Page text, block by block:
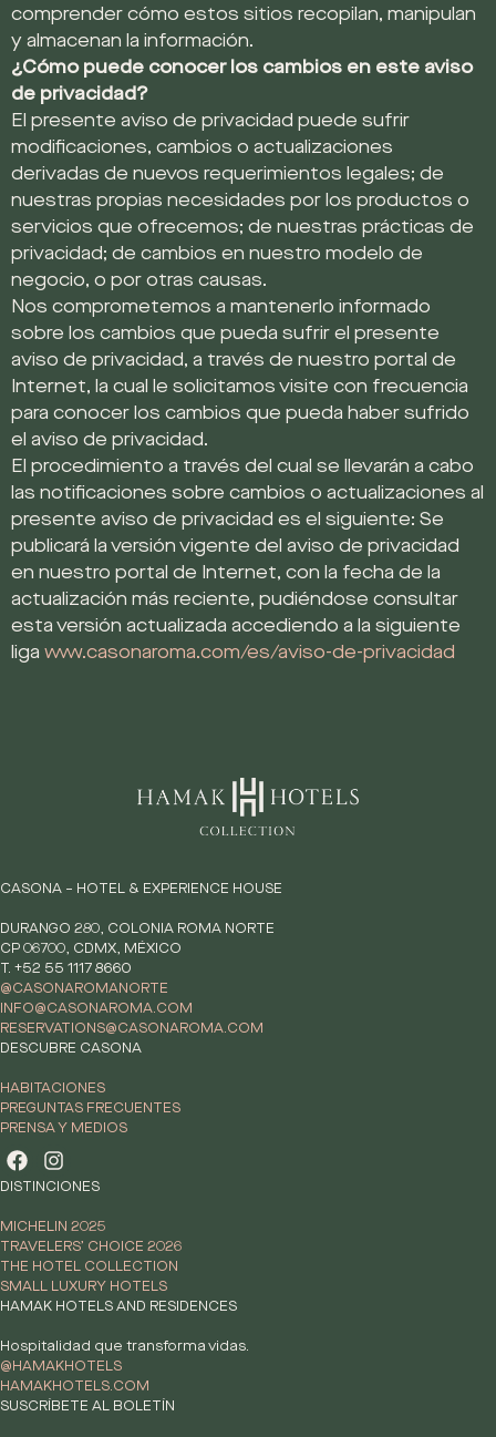
comprender cómo estos sitios recopilan, manipulan
y almacenan la información.
¿Cómo puede conocer los cambios en este aviso
de privacidad?
El presente aviso de privacidad puede sufrir
modificaciones, cambios o actualizaciones
derivadas de nuevos requerimientos legales; de
nuestras propias necesidades por los productos o
servicios que ofrecemos; de nuestras prácticas de
privacidad; de cambios en nuestro modelo de
negocio, o por otras causas.
Nos comprometemos a mantenerlo informado
sobre los cambios que pueda sufrir el presente
aviso de privacidad, a través de nuestro portal de
Internet, la cual le solicitamos visite con frecuencia
para conocer los cambios que pueda haber sufrido
el aviso de privacidad.
El procedimiento a través del cual se llevarán a cabo
las notificaciones sobre cambios o actualizaciones al
presente aviso de privacidad es el siguiente: Se
publicará la versión vigente del aviso de privacidad
en nuestro portal de Internet, con la fecha de la
actualización más reciente, pudiéndose consultar
esta versión actualizada accediendo a la siguiente
liga www.casonaroma.com/es/aviso-de-privacidad
CASONA – HOTEL & EXPERIENCE HOUSE
DURANGO 280, COLONIA ROMA NORTE
CP 06700, CDMX, MÉXICO
T. +52 55 1117 8660
@CASONAROMANORTE
INFO@CASONAROMA.COM
RESERVATIONS@CASONAROMA.COM
DESCUBRE CASONA
HABITACIONES
PREGUNTAS FRECUENTES
PRENSA Y MEDIOS
DISTINCIONES
MICHELIN 2025
TRAVELERS’ CHOICE 2026
THE HOTEL COLLECTION
SMALL LUXURY HOTELS
HAMAK HOTELS AND RESIDENCES
Hospitalidad que transforma vidas.
@HAMAKHOTELS
HAMAKHOTELS.COM
SUSCRÍBETE AL BOLETÍN